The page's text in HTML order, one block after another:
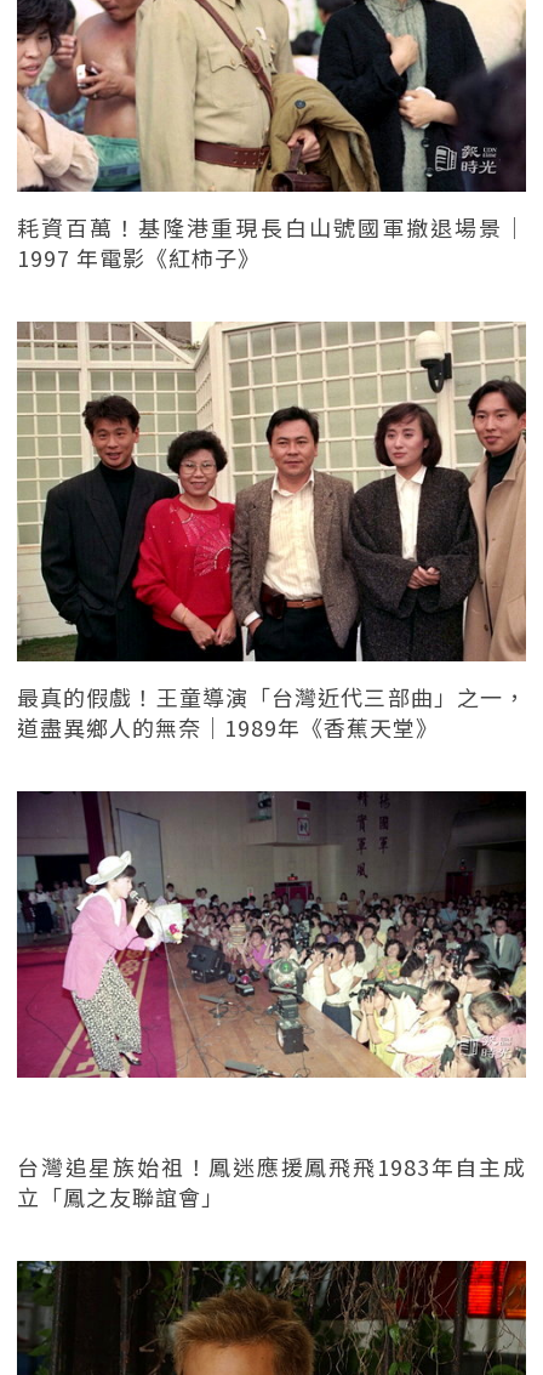
耗資百萬！基隆港重現長白山號國軍撤退場景｜
1997 年電影《紅柿子》
最真的假戲！王童導演「台灣近代三部曲」之一，
道盡異鄉人的無奈｜1989年《香蕉天堂》
台灣追星族始祖！鳳迷應援鳳飛飛1983年自主成
立「鳳之友聯誼會」